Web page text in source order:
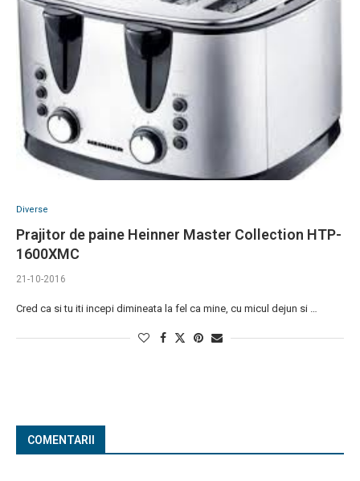
Diverse
Prajitor de paine Heinner Master Collection HTP-
1600XMC
21-10-2016
Cred ca si tu iti incepi dimineata la fel ca mine, cu micul dejun si …
COMENTARII